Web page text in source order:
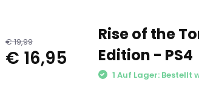
€ 19,99
€ 16,95
Rise of the
Edition - PS4
1 Auf Lager: Bestellt